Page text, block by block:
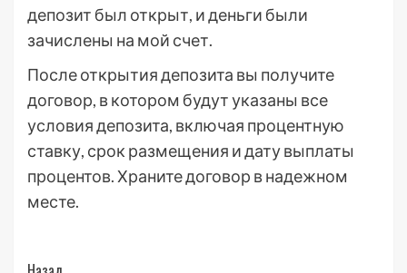
депозит был открыт, и деньги были
зачислены на мой счет.
После открытия депозита вы получите
договор, в котором будут указаны все
условия депозита, включая процентную
ставку, срок размещения и дату выплаты
процентов. Храните договор в надежном
месте.